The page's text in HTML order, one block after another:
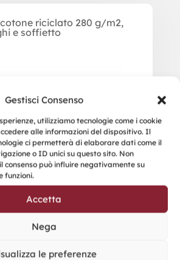
Gestisci Consenso
utilizziamo tecnologie come i cookie
alle informazioni del dispositivo. Il
ci permetterà di elaborare dati come il
o ID unici su questo sito. Non
consenso può influire negativamente su
funzioni.
Accetta
Nega
le preferenze
riciclato 280 g/m2,
e soffietto